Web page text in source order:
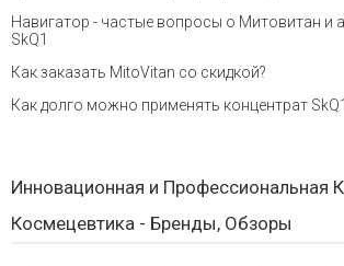
Навигатор - частые вопросы о Митовитан и
SkQ1
Как заказать MitoVitan со скидкой?
Как долго можно применять концентрат
Инновационная и Профессиональная
Космецевтика - Бренды, Обзоры